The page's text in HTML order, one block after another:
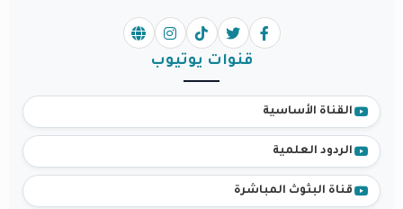
قنوات يوتيوب
القناة الأساسية
الردود العلمية
قناة البثوث المباشرة